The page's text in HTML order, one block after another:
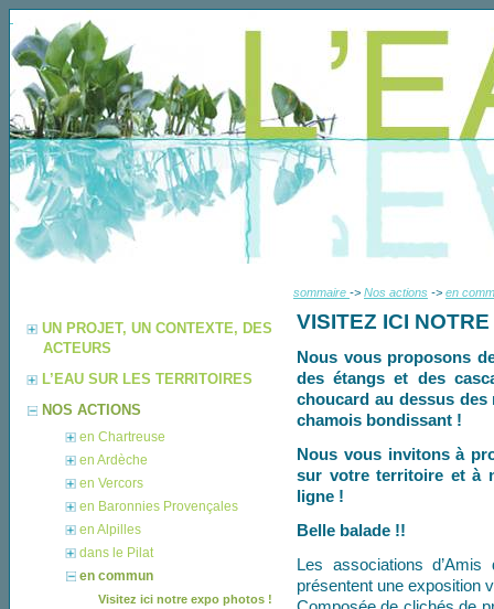
sommaire -> Nos actions -> en
VISITEZ ICI
Nous vous proposons
des étangs et des
choucard au dessus
chamois bondissant !
Nous vous invitons à
sur votre territoire et à
ligne !
Belle balade !!
Les associations
présentent une exposition
UN PROJET, UN CONTEXTE, DES
ACTEURS
L’EAU SUR LES TERRITOIRES
NOS ACTIONS
en Chartreuse
en Ardèche
en Vercors
en Baronnies Provençales
en Alpilles
dans le Pilat
en commun
Visitez ici notre expo photos !